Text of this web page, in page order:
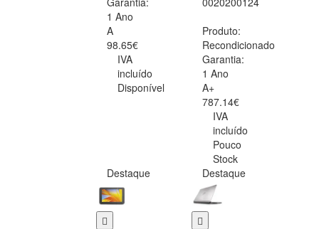
1 Ano
A
98.65€
IVA
incluído
Disponível
Produto:
Recondicionado
Garantia:
1 Ano
A+
787.14€
IVA
incluído
Pouco
Stock
Destaque
Destaque